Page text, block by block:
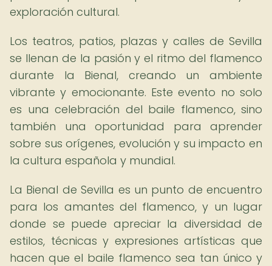
exploración cultural.
Los teatros, patios, plazas y calles de Sevilla
se llenan de la pasión y el ritmo del flamenco
durante la Bienal, creando un ambiente
vibrante y emocionante. Este evento no solo
es una celebración del baile flamenco, sino
también una oportunidad para aprender
sobre sus orígenes, evolución y su impacto en
la cultura española y mundial.
La Bienal de Sevilla es un punto de encuentro
para los amantes del flamenco, y un lugar
donde se puede apreciar la diversidad de
estilos, técnicas y expresiones artísticas que
hacen que el baile flamenco sea tan único y